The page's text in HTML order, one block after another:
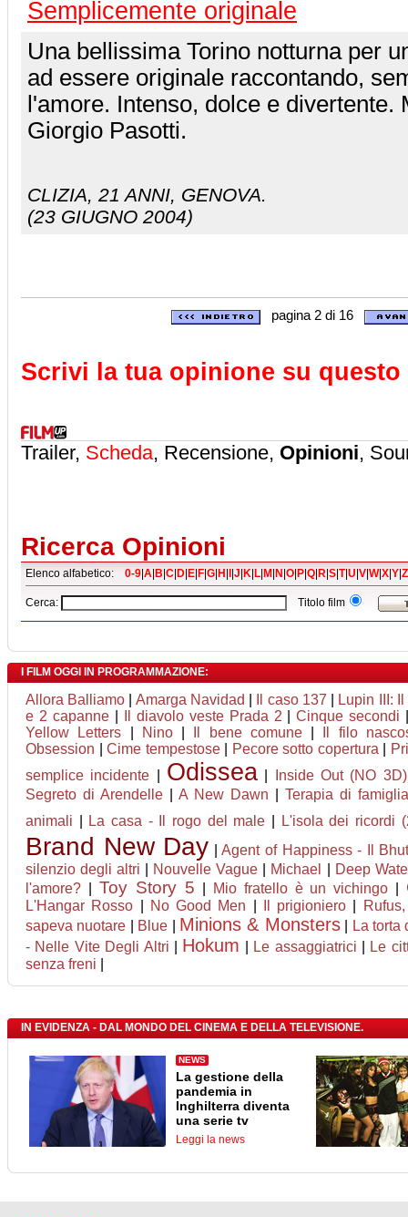
Semplicemente originale
Una bellissima Torino notturna per
ad essere originale raccontando,
l'amore. Intenso, dolce e divertente.
Giorgio Pasotti.
CLIZIA, 21 ANNI, GENOVA.
(23 GIUGNO 2004)
pagina 2 di 16
Scrivi la tua opinione su
Trailer, Scheda, Recensione, Opinioni,
Ricerca Opinioni
Elenco alfabetico: 0-9|A|B|C|D|E|F|G|H|I|J|K|L|M|N|O|P|Q|R|S|T|U|V|W|X|Y|Z
Cerca: Titolo film
I FILM OGGI IN PROGRAMMAZIONE:
Allora Balliamo Amarga Navidad Il caso 137
Lupin III:
e 2 capanne| Il diavolo veste Prada 2 |Cinque secondi
Yellow Letters
Nino| Il bene comune|
Il filo
Obsession
Cime tempestose| Pecore sotto copertura
semplice incidente
Odissea Inside Out (NO 3D)
Segreto di Arendelle
A New Dawn
Terapia di famiglia
animali
La casa - Il rogo del male L'isola dei ricordi
Brand New Day |Agent of Happiness - Il
silenzio degli altri
Nouvelle Vague Michael
Deep
l'amore?
Toy Story 5 Mio fratello è un vichingo
L'Hangar Rosso No Good Men Il prigioniero
sapeva nuotare
Blue Minions & Monsters|
La torta
- Nelle Vite Degli Altri
Hokum Le assaggiatrici
Le
senza freni
IN EVIDENZA - DAL MONDO DEL CINEMA E DELLA TELEVISIONE.
NEWS
La gestione della
pandemia in
Inghilterra diventa
una serie tv
Leggi la news